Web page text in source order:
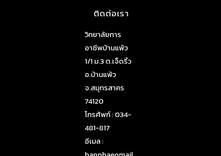
ติดต่อเรา
วิทยาลัยการ
อาชีพบ้านแพ้ว
1/1 ม.3 ต.เจ็ดริ้ว
อ.บ้านแพ้ว
จ.สมุทรสาคร
74120
โทรศัพท์ : 034-
481-817
อีเมล :